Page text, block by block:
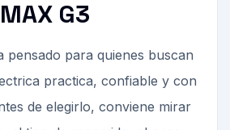
G3
pensado para quienes buscan
practica, confiable y con
de elegirlo, conviene mirar